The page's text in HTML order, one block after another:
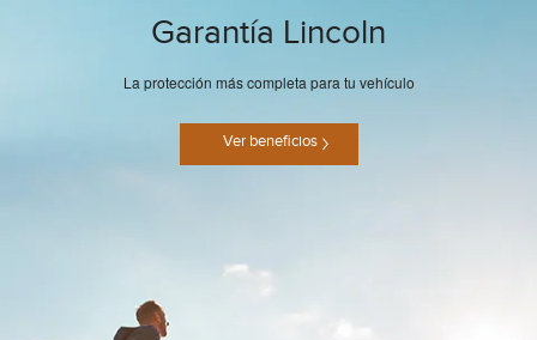
Garantía Lincoln
La protección más completa para tu vehículo
Ver beneficios